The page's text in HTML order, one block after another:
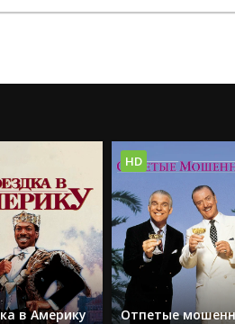
в Америку Отпетые
HD